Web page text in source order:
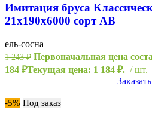
Имитация бруса
21х190х6000 сорт АВ
ель-сосна
1 243₽ Первоначальная цена
184 ₽Текущая цена: 1 184 ₽.
шт.
Заказать
-5% Под заказ